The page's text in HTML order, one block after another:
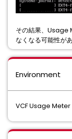
その結果、Usage
なくなる可能性があ
Environment
VCF Usage Meter